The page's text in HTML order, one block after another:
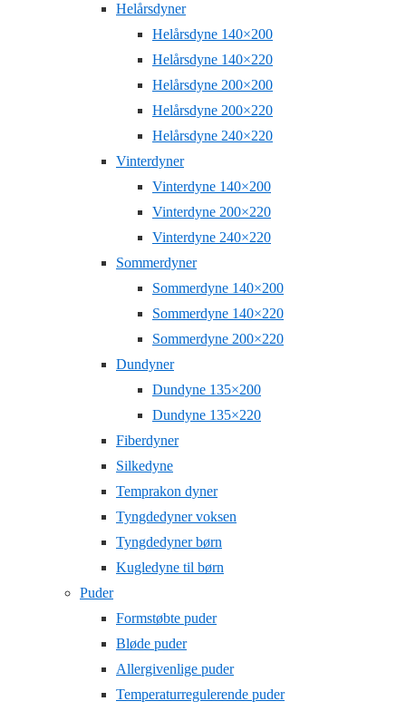
Helårsdyner
Helårsdyne 140×200
Helårsdyne 140×220
Helårsdyne 200×200
Helårsdyne 200×220
Helårsdyne 240×220
Vinterdyner
Vinterdyne 140×200
Vinterdyne 200×220
Vinterdyne 240×220
Sommerdyner
Sommerdyne 140×200
Sommerdyne 140×220
Sommerdyne 200×220
Dundyner
Dundyne 135×200
Dundyne 135×220
Fiberdyner
Silkedyne
Temprakon dyner
Tyngdedyner voksen
Tyngdedyner børn
Kugledyne til børn
Puder
Formstøbte puder
Bløde puder
Allergivenlige puder
Temperaturregulerende puder